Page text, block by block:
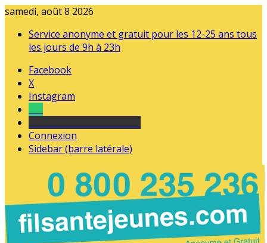
samedi, août 8 2026
Service anonyme et gratuit pour les 12-25 ans tous
les jours de 9h à 23h
Facebook
X
Instagram
Connexion
Sidebar (barre latérale)